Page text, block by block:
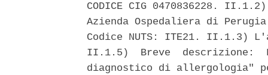
CODICE CIG 0470836228.
Azienda Ospedaliera di
Codice NUTS: ITE21. II.1.3)
II.1.5)  Breve  descrizione:
diagnostico di allergologia"